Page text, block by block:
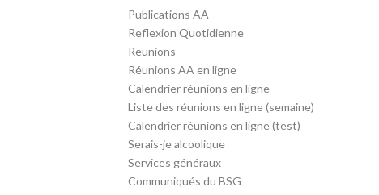
Publications AA
Reflexion Quotidienne
Reunions
Réunions AA en ligne
Calendrier réunions en ligne
Liste des réunions en ligne (semaine)
Calendrier réunions en ligne (test)
Serais-je alcoolique
Services généraux
Communiqués du BSG